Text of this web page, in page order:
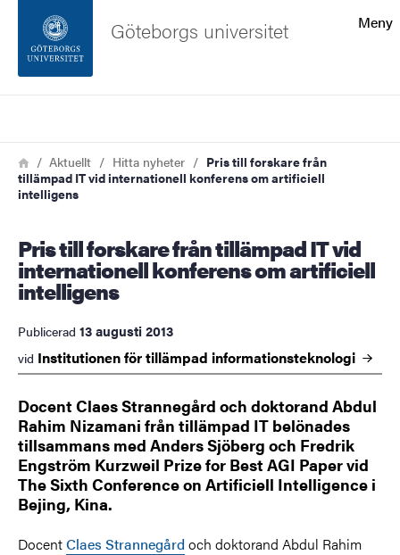
Sidfoten
Om webbplatsen
Meny
Göteborgs universitet
Länkstig
HemAktuellt Hitta nyheter
Pris till forskare från
tillämpad IT vid internationell konferens om artificiell
intelligens
Pris till forskare från tillämpad IT vid
internationell konferens om artificiell
intelligens
Publicerad 13 augusti 2013
vid Institutionen för tillämpad informationsteknologi
Docent Claes Strannegård och doktorand Abdul
Rahim Nizamani från tillämpad IT belönades
tillsammans med Anders Sjöberg och Fredrik
Engström Kurzweil Prize for Best AGI Paper vid
The Sixth Conference on Artificiell Intelligence i
Bejing, Kina.
DocentClaes Strannegård och doktorand Abdul Rahim